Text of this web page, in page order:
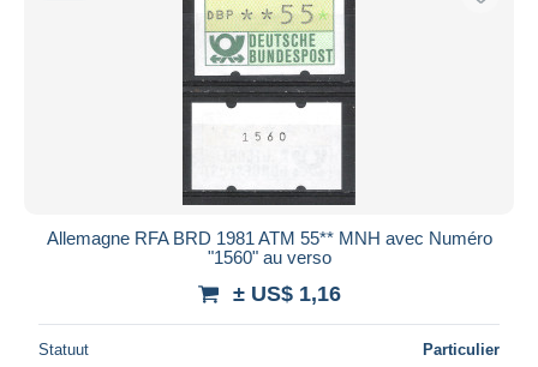
Allemagne RFA BRD 1981 ATM 55** MNH avec Numéro
"1560" au verso
± US$ 1,16
Statuut Particulier